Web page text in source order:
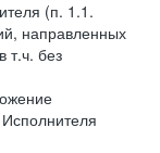
(п. 1.1.
направленных
т.ч. без